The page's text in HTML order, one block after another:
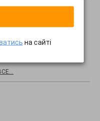
Дякую
на сайті